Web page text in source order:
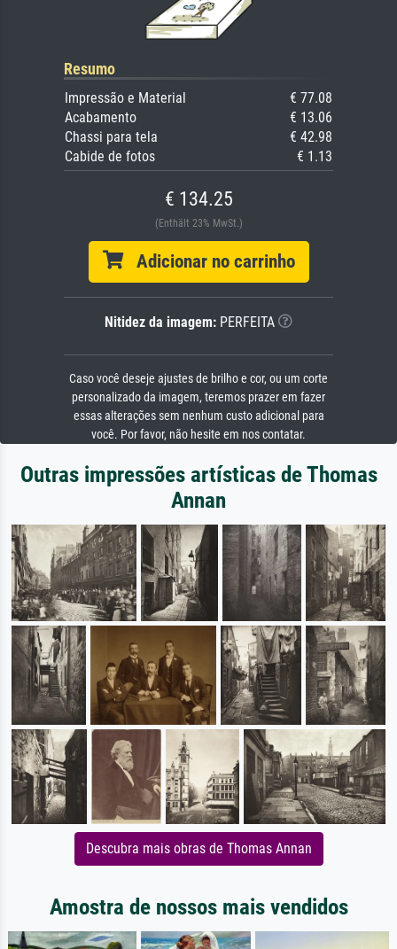
Resumo
Impressão e Material
€ 77.08
Acabamento
€ 13.06
Chassi para tela
€ 42.98
Cabide de fotos
€ 1.13
€ 134.25
(Enthält 23% MwSt.)
Adicionar no carrinho
Nitidez da imagem: PERFEITA
Caso você deseje ajustes de brilho e cor, ou um corte
personalizado da imagem, teremos prazer em fazer
essas alterações sem nenhum custo adicional para
você. Por favor, não hesite em nos contatar.
Outras impressões artísticas de Thomas
Annan
Descubra mais obras de Thomas Annan
Amostra de nossos mais vendidos